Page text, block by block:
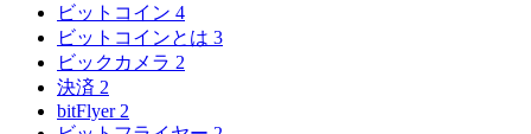
ビットコイン 4
ビットコインとは 3
ビックカメラ 2
決済 2
bitFlyer 2